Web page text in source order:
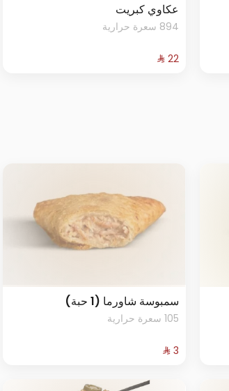
عكاوي كبريت
894 سعرة حرارية
⁨⁦‪‬ 22⁩
سمبوسة شاورما (1 حبة)
105 سعرة حرارية